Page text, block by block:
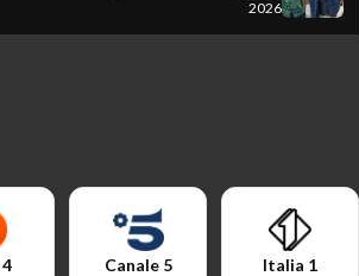
2026
Canale 5 Italia 1